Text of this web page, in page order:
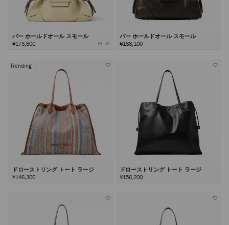
バー ホールドオール スモール
¥173,800
バー ホールドオール スモール
¥188,100
Trending
ドローストリング トート ラージ
¥146,300
ドローストリング トート ラージ
¥156,200